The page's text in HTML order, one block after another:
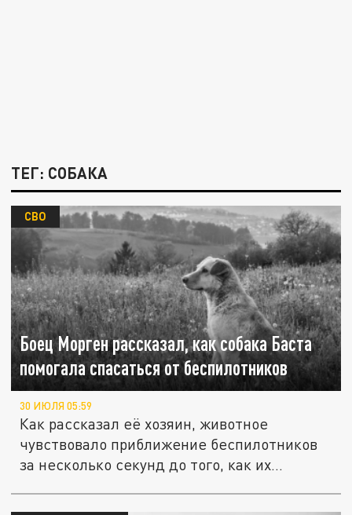
ТЕГ: СОБАКА
Боец Морген рассказал, как собака Баста
помогала спасаться от беспилотников
СВО
30 ИЮЛЯ 05:59
Как рассказал её хозяин, животное
чувствовало приближение беспилотников
за несколько секунд до того, как их...